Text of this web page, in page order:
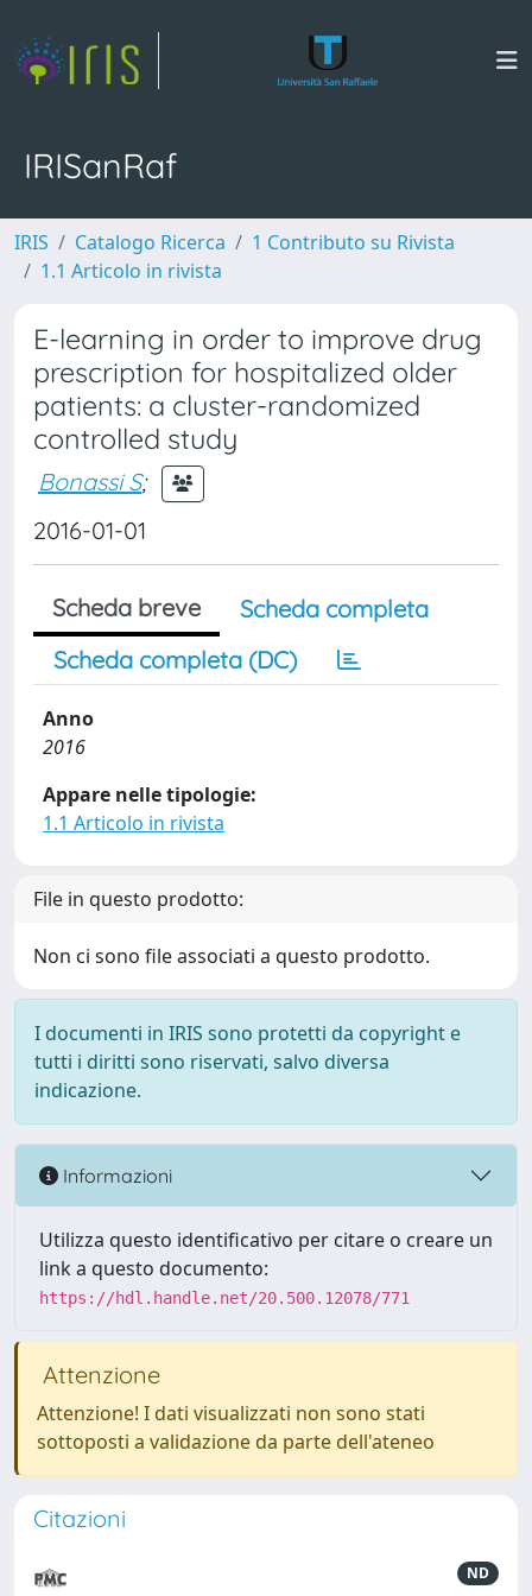
IRISanRaf
IRIS Catalogo Ricerca
1 Contributo su Rivista
1.1 Articolo in rivista
E-learning in order to improve drug
prescription for hospitalized older
patients: a cluster-randomized
controlled study
Bonassi S;
2016-01-01
Scheda breve
Scheda completa
Scheda completa (DC)
Anno
2016
Appare nelle tipologie:
1.1 Articolo in rivista
File in questo prodotto:
Non ci sono file associati a questo prodotto.
I documenti in IRIS sono protetti da copyright e
tutti i diritti sono riservati, salvo diversa
indicazione.
Informazioni
Utilizza questo identificativo per citare o creare un
link a questo documento:
https://hdl.handle.net/20.500.12078/771
Attenzione
Attenzione! I dati visualizzati non sono stati
sottoposti a validazione da parte dell'ateneo
Citazioni
ND